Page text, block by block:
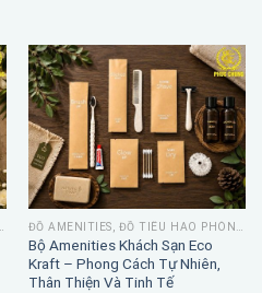
Bộ Amenities Khách Sạn Eco
Kraft – Phong Cách Tự Nhiên,
Thân Thiện Và Tinh Tế